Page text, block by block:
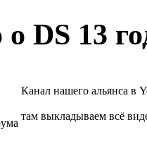
о DS 13
Канал нашего альянса в
там выкладываем всё